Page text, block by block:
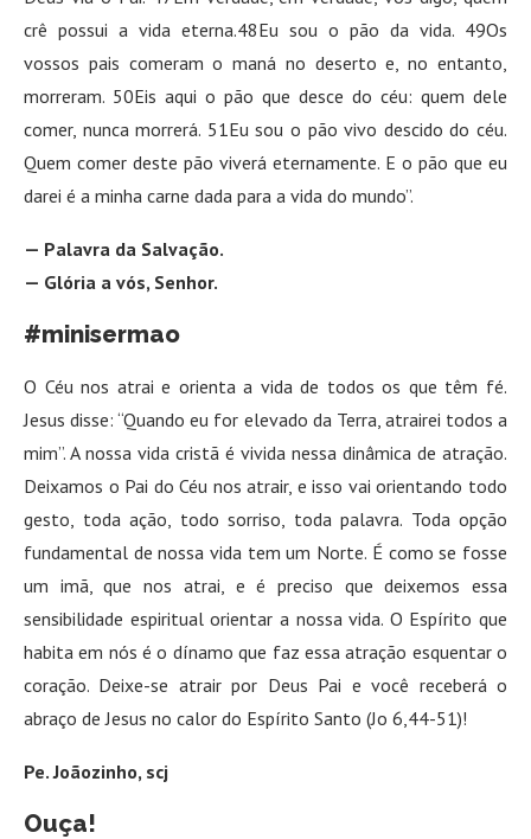
crê possui a vida eterna.48Eu sou o pão da vida. 49Os
vossos pais comeram o maná no deserto e, no entanto,
morreram. 50Eis aqui o pão que desce do céu: quem dele
comer, nunca morrerá. 51Eu sou o pão vivo descido do céu.
Quem comer deste pão viverá eternamente. E o pão que eu
darei é a minha carne dada para a vida do mundo”.
— Palavra da Salvação.
— Glória a vós, Senhor.
#minisermao
O Céu nos atrai e orienta a vida de todos os que têm fé.
Jesus disse: “Quando eu for elevado da Terra, atrairei todos a
mim”. A nossa vida cristã é vivida nessa dinâmica de atração.
Deixamos o Pai do Céu nos atrair, e isso vai orientando todo
gesto, toda ação, todo sorriso, toda palavra. Toda opção
fundamental de nossa vida tem um Norte. É como se fosse
um imã, que nos atrai, e é preciso que deixemos essa
sensibilidade espiritual orientar a nossa vida. O Espírito que
habita em nós é o dínamo que faz essa atração esquentar o
coração. Deixe-se atrair por Deus Pai e você receberá o
abraço de Jesus no calor do Espírito Santo (Jo 6,44-51)!
Pe. Joãozinho, scj
Ouça!